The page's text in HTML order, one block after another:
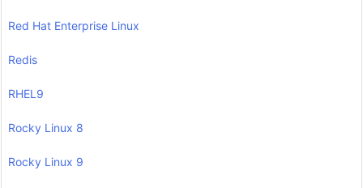
Red Hat Enterprise Linux
Redis
RHEL9
Rocky Linux 8
Rocky Linux 9